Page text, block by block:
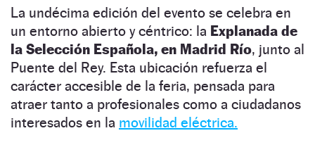
La undécima edición del evento se celebra en
un entorno abierto y céntrico: la Explanada de
la Selección Española, en Madrid Río, junto al
Puente del Rey. Esta ubicación refuerza el
carácter accesible de la feria, pensada para
atraer tanto a profesionales como a ciudadanos
interesados en la movilidad eléctrica.